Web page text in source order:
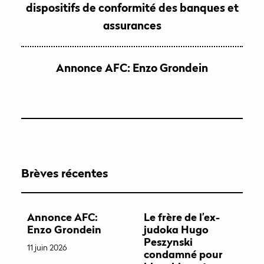
dispositifs de conformité des banques et
assurances
Annonce AFC: Enzo Grondein
Brèves récentes
Annonce AFC:
Enzo Grondein
11 juin 2026
Le frère de l’ex-
judoka Hugo
Peszynski
condamné pour